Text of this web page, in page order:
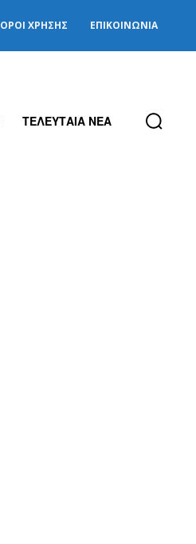
ΌΡΟΙ ΧΡΉΣΗΣ ΕΠΙΚΟΙΝΩΝΊΑ
ΤΕΛΕΥΤΑΙΑ ΝΕΑ